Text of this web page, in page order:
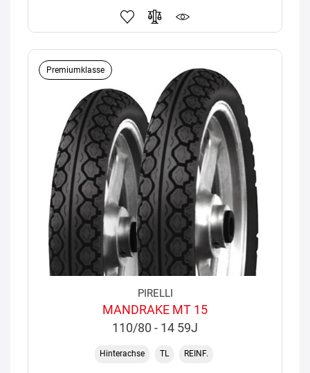
Premiumklasse
PIRELLI
MANDRAKE MT 15
110/80 - 14 59J
Hinterachse TL REINF.